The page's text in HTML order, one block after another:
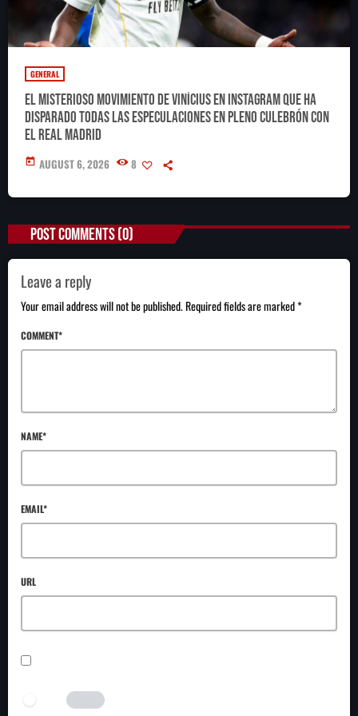
GENERAL
El misterioso movimiento de Vinícius en Instagram que ha
disparado todas las especulaciones en pleno culebrón con
el Real Madrid
today AUGUST 6, 2026 8
POST COMMENTS (0)
Leave a reply
Your email address will not be published. Required fields are marked *
COMMENT*
NAME*
EMAIL*
URL
I AM HUMAN